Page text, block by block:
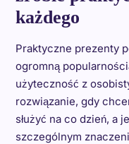
każdego
Praktyczne prezenty
ogromną
użyteczność z
rozwiązanie, gdy
służyć na co dzień, a
szczególnym